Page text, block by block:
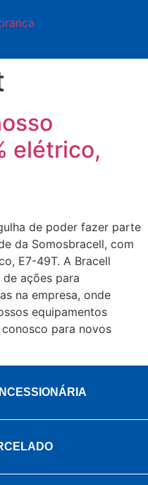
elétrico,
de poder fazer parte
da Somosbracell, com
E7-49T. A Bracell
ações para
na empresa, onde
equipamentos
conosco para novos